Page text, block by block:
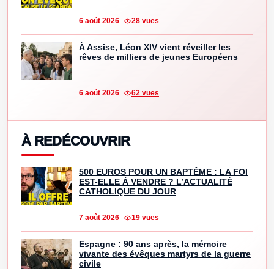
6 août 2026 28 vues
À Assise, Léon XIV vient réveiller les
rêves de milliers de jeunes Européens
6 août 2026 62 vues
À REDÉCOUVRIR
500 EUROS POUR UN BAPTÊME : LA FOI
EST-ELLE À VENDRE ? L’ACTUALITÉ
CATHOLIQUE DU JOUR
7 août 2026 19 vues
Espagne : 90 ans après, la mémoire
vivante des évêques martyrs de la guerre
civile